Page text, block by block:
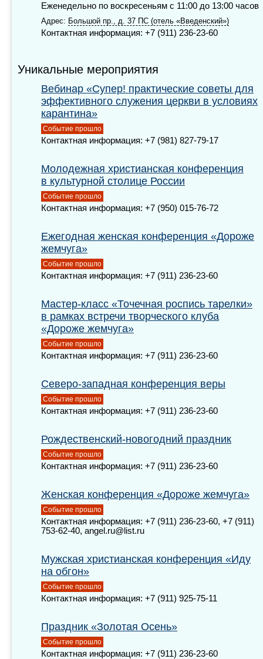
Еженедельно по воскресеньям с 11:00 до 13:00 часов
Адрес: Большой пр., д. 37 ПС (отель «Введенский»)
Контактная информация: +7 (911) 236-23-60
Уникальные мероприятия
Вебинар «Супер! практические советы для
эффективного служения церкви в условиях
карантина»
Событие прошло
Контактная информация: +7 (981) 827-79-17
Молодежная христианская конференция
в культурной столице России
Событие прошло
Контактная информация: +7 (950) 015-76-72
Ежегодная женская конференция «Дороже
жемчуга»
Событие прошло
Контактная информация: +7 (911) 236-23-60
Мастер-класс «Точечная роспись тарелки»
в рамках встречи творческого клуба
«Дороже жемчуга»
Событие прошло
Контактная информация: +7 (911) 236-23-60
Северо-западная конференция веры
Событие прошло
Контактная информация: +7 (911) 236-23-60
Рождественский-новогодний праздник
Событие прошло
Контактная информация: +7 (911) 236-23-60
Женская конференция «Дороже жемчуга»
Событие прошло
Контактная информация: +7 (911) 236-23-60, +7 (911)
753-62-40, angel.ru@list.ru
Мужская христианская конференция «Иду
на обгон»
Событие прошло
Контактная информация: +7 (911) 925-75-11
Праздник «Золотая Осень»
Событие прошло
Контактная информация: +7 (911) 236-23-60